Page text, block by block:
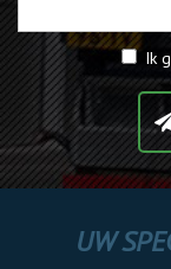
Ik
UW